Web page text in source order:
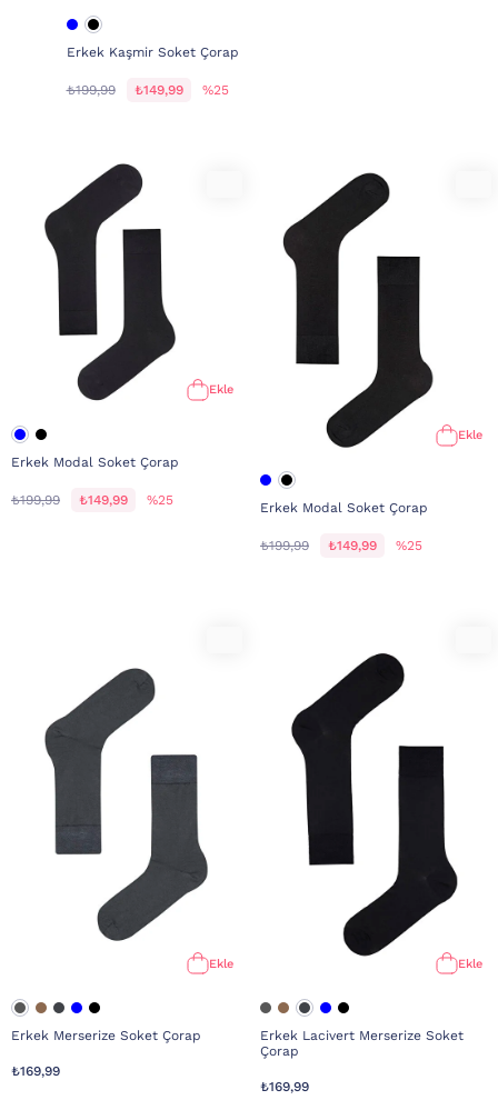
Erkek Kaşmir Soket Çorap
₺199,99 ₺149,99 %25
Ekle
Erkek Modal Soket Çorap
₺199,99 ₺149,99 %25
Ekle
Erkek Modal Soket Çorap
₺199,99 ₺149,99 %25
Ekle
Erkek Merserize Soket Çorap
₺169,99
Ekle
Erkek Lacivert Merserize Soket
Çorap
₺169,99